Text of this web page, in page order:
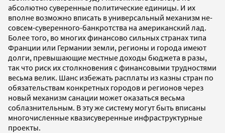
абсолютно суверенные политические единицы. И их
вполне возможно вписать в универсальный механизм не-
совсем-суверенного-банкротства на американский лад.
Более того, во многих финансово сильных странах типа
Франции или Германии земли, регионы и города имеют
долги, превышающие местные доходы бюджета в разы,
так что риск их столкновения с финансовыми трудностями
весьма велик. Шанс избежать расплаты из казны стран по
обязательствам конкретных городов и регионов через
новый механизм санации может оказаться весьма
соблазнительным. В эту же систему могут быть вписаны
многочисленные квазисуверенные инфраструктурные
проекты.